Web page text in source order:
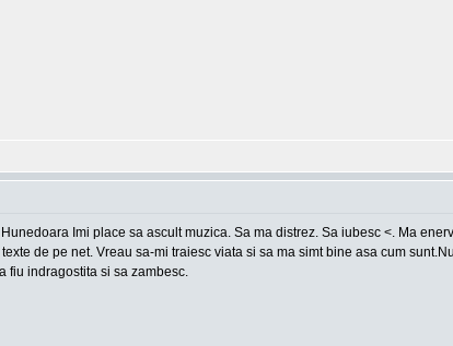
Imi place sa ascult muzica. Sa ma distrez. Sa iubesc <. Ma
de pe net. Vreau sa-mi traiesc viata si sa ma simt bine asa cum
fiu indragostita si sa zambesc.